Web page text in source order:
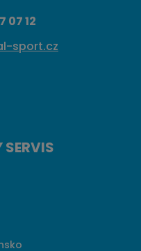
07 12
sport.cz